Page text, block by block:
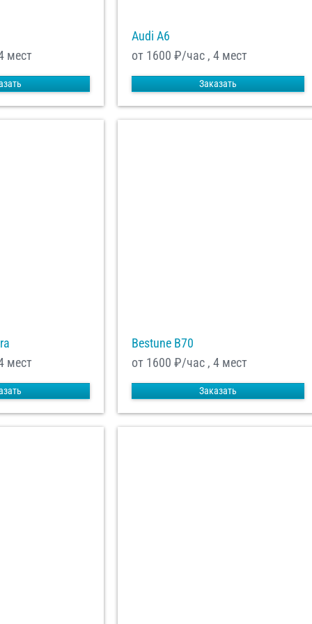
мест
Audi A6
от 1600 ₽/час , 4 мест
Заказать
мест
Bestune B70
от 1600 ₽/час , 4 мест
Заказать